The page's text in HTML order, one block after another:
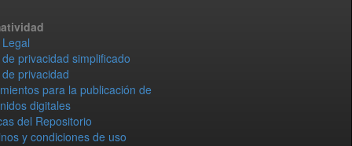
privacidad simplificado
privacidad
para la publicación de
digitales
del Repositorio
y condiciones de uso